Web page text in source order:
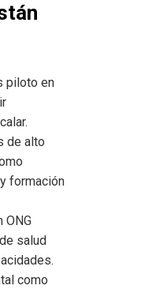
piloto en
de alto
formación
ONG
salud
como